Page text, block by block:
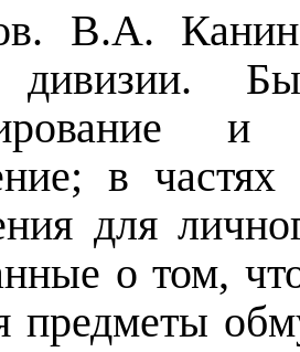
В.А.
дивизии.
в частях
для
о том,
предметы